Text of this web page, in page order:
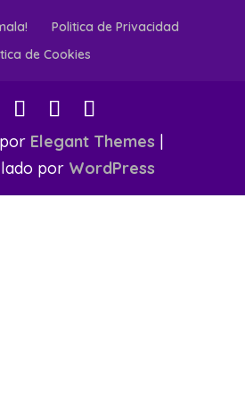
Politica de Privacidad
de Cookies
Elegant Themes |
por WordPress